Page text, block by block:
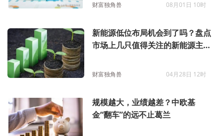
财富独角兽 08月01日 10时
新能源低位布局机会到了吗？盘点
市场上几只值得关注的新能源主题
财富独角兽 04月28日 12时
规模越大，业绩越差？中欧基
金“翻车”的远不止葛兰